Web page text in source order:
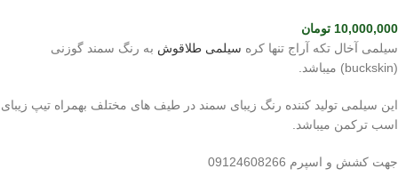
10,000,000 تومان
سیلمی آخال تکه آراج تنها کره سیلمی طلاقوش به رنگ سمند گوزنی
(buckskin) میباشد.
این سیلمی تولید کننده رنگ زیبای سمند در طیف های مختلف بهمراه تیپ زیبای
اسب ترکمن میباشد.
جهت کشش و اسپرم 09124608266